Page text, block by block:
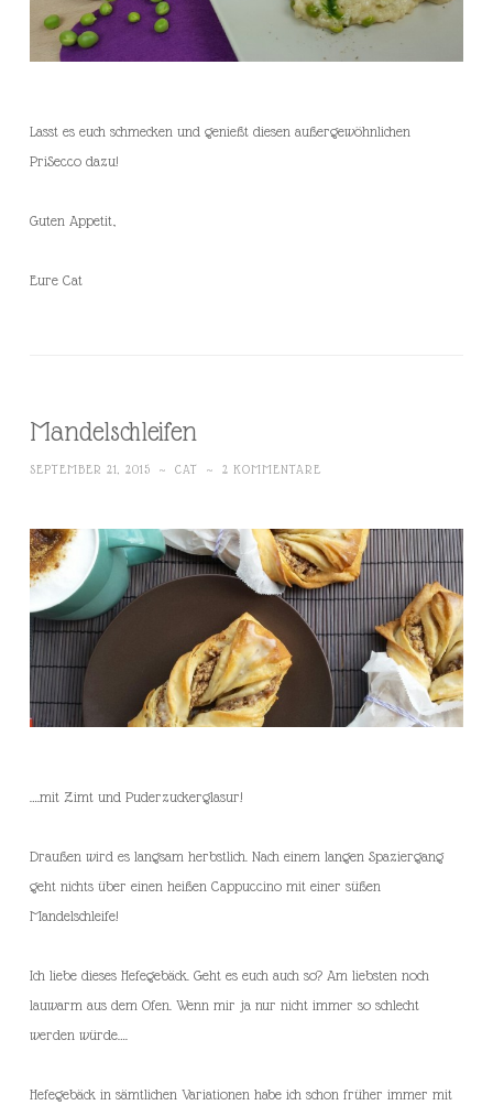
Lasst es euch schmecken und genießt diesen außergewöhnlichen
PriSecco dazu!
Guten Appetit,
Eure Cat
Mandelschleifen
SEPTEMBER 21, 2015 ~ CAT ~ 2 KOMMENTARE
….mit Zimt und Puderzuckerglasur!
Draußen wird es langsam herbstlich. Nach einem langen Spaziergang
geht nichts über einen heißen Cappuccino mit einer süßen
Mandelschleife!
Ich liebe dieses Hefegebäck. Geht es euch auch so? Am liebsten noch
lauwarm aus dem Ofen. Wenn mir ja nur nicht immer so schlecht
werden würde….
Hefegebäck in sämtlichen Variationen habe ich schon früher immer mit